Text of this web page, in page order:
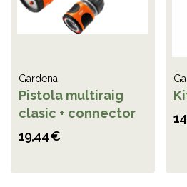
Gardena
Pistola multiraig
clasic + connector
19,44 €